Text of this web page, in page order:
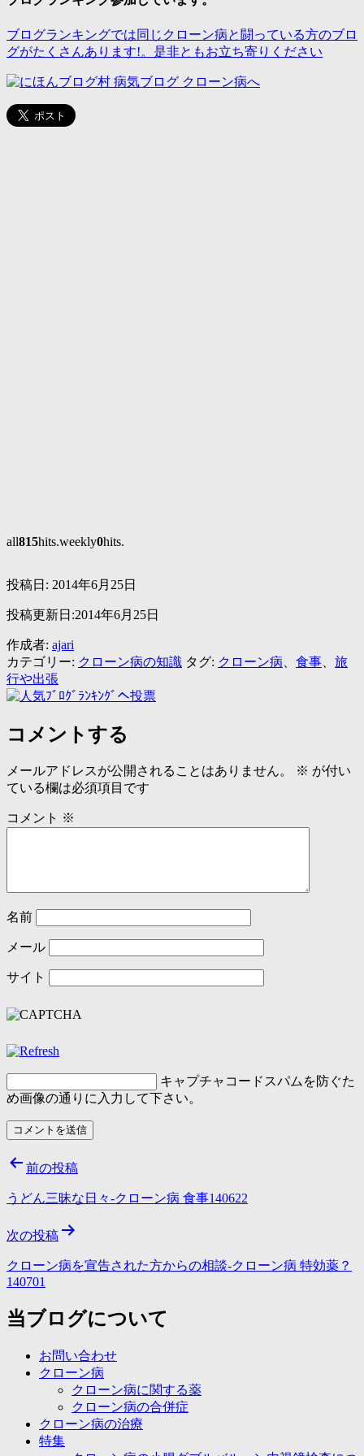
ブログランキングでは同じクローン病と闘っている方のブロ
グがたくさんあります!。是非ともお立ち寄りください
all815hits.weekly0hits.
投稿日: 2014年6月25日
投稿更新日:2014年6月25日
作成者: ajari
カテゴリー: クローン病の知識 タグ: クローン病 食事
旅
行や出張
コメントする
メールアドレスが公開されることはありません。 ※ が付い
ている欄は必須項目です
コメント ※
名前
メール
サイト
キャプチャコードスパムを防ぐた
め画像の通りに入力して下さい。
投
稿
ビ
ゲ
シ
前の投稿
うどん三昧な日々-クローン病 食事140622
次の投稿
クローン病を宣告された方からの相談-クローン病 特効薬？
140701
当ブログについて
お問い合わせ
クローン病
クローン病に関する薬
クローン病の合併症
クローン病の治療
特集